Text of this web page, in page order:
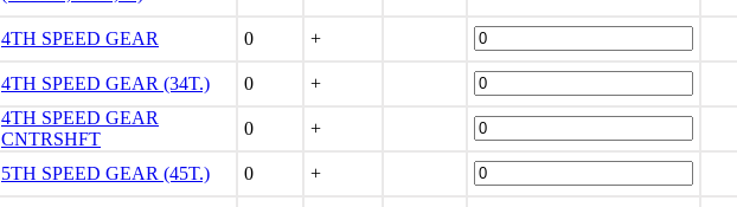
4TH SPEED GEAR 0 +
4TH SPEED GEAR (34T.) 0 +
4TH SPEED GEAR
CNTRSHFT
0 +
5TH SPEED GEAR (45T.) 0 +